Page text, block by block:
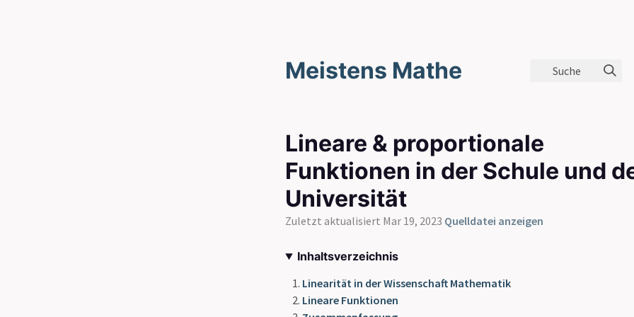
Meistens Mathe Suche
Lineare & proportionale
Funktionen in der Schule und
Universität
Zuletzt aktualisiert Mar 19, 2023 Quelldatei anzeigen
Inhaltsverzeichnis
Linearität in der Wissenschaft Mathematik
Lineare Funktionen